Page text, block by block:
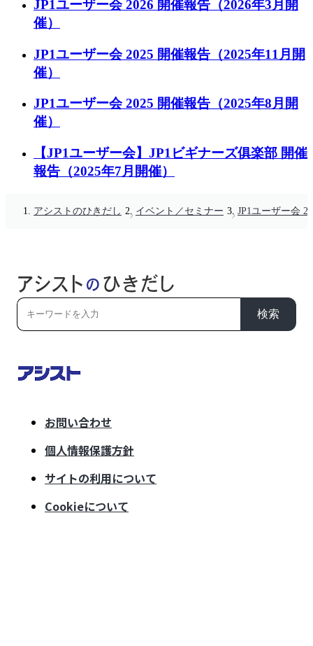
JP1ユーザー会 2026 開催報告（2026年3月開
催）
JP1ユーザー会 2025 開催報告（2025年11月開
催）
JP1ユーザー会 2025 開催報告（2025年8月開
催）
【JP1ユーザー会】JP1ビギナーズ俱楽部 開催
報告（2025年7月開催）
アシストのひきだし イベント／セミナー JP1ユーザー会
検索
お問い合わせ
個人情報保護方針
サイトの利用について
Cookieについて